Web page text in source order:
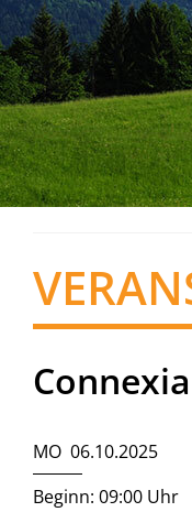
MO 06.10.2025
Beginn: 09:00 Uhr